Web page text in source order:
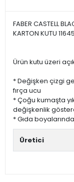
FABER CASTELL
KARTON KUTU
Ürün kutu üzeri
* Değişken çizgi
fırça ucu
* Çoğu kumaşta
değişkenlik
* Gıda
Üretici